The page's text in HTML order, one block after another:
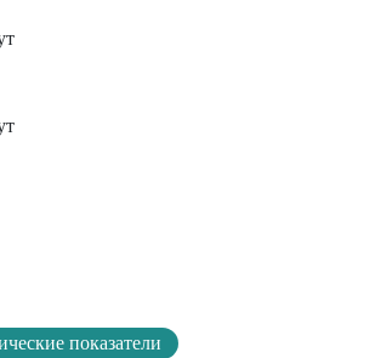
показатели